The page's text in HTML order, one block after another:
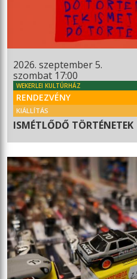
2026. szeptember 5.
szombat 17:00
WEKERLEI KULTÚRHÁZ
RENDEZVÉNY
KIÁLLÍTÁS
ISMÉTLŐDŐ TÖRTÉNETEK